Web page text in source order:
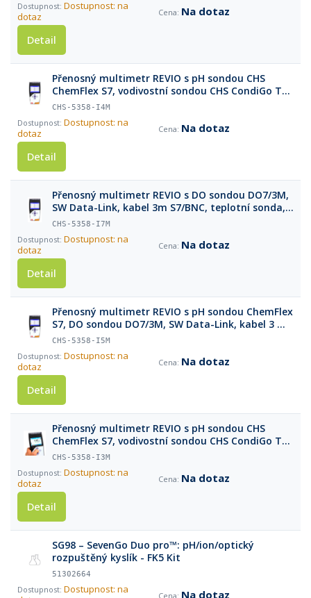
Dostupnost: na
dotaz
Na dotaz
Detail
Přenosný multimetr REVIO s pH sondou CHS
ChemFlex S7, vodivostní sondou CHS CondiGo T
BNC, DO sondou DO7/3m, SW Data-Link, kabel 3m
kufříku
CHS-5358-I4M
Dostupnost: na
dotaz
Na dotaz
Detail
Přenosný multimetr REVIO s DO sondou DO7/3M,
SW Data-Link, kabel 3m S7/BNC, teplotní sonda,
pufry a příslušenství v kufříku
CHS-5358-I7M
Dostupnost: na
dotaz
Na dotaz
Detail
Přenosný multimetr REVIO s pH sondou ChemFlex
S7, DO sondou DO7/3M, SW Data-Link, kabel 3 m
S7/BNC, teplotní sonda, pufry a příslušenství v
CHS-5358-I5M
Dostupnost: na
dotaz
Na dotaz
Detail
Přenosný multimetr REVIO s pH sondou CHS
ChemFlex S7, vodivostní sondou CHS CondiGo T
BNC, SW Data-Link, kabel 3 m S7/BNC, teplotní
CHS-5358-I3M
Dostupnost: na
dotaz
Na dotaz
Detail
SG98 – SevenGo Duo pro™: pH/ion/optický
rozpuštěný kyslík - FK5 Kit
51302664
Dostupnost: na
Na dotaz